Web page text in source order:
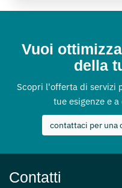
Vuoi
della
Scopri l'offerta di servizi
tue esigenze e
contattaci per una
Contatti